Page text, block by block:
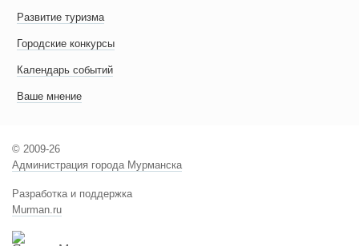
Развитие туризма
Городские конкурсы
Календарь событий
Ваше мнение
© 2009-26
Администрация города Мурманска
Разработка и поддержка
Murman.ru